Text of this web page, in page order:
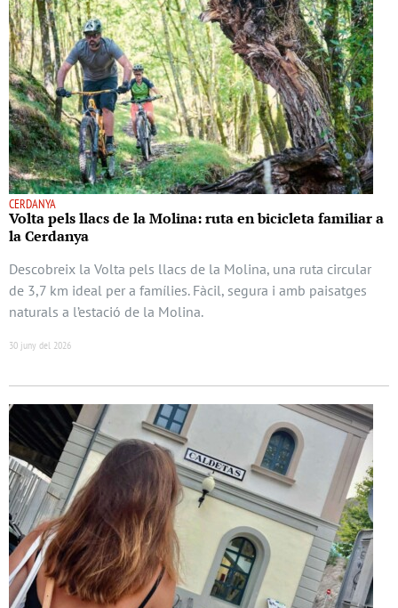
CERDANYA
Volta pels llacs de la Molina: ruta en bicicleta familiar a
la Cerdanya
Descobreix la Volta pels llacs de la Molina, una ruta circular
de 3,7 km ideal per a famílies. Fàcil, segura i amb paisatges
naturals a l’estació de la Molina.
30 juny del 2026